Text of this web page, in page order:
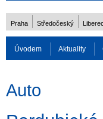
Praha Středočeský
Úvodem Aktuality
Auto